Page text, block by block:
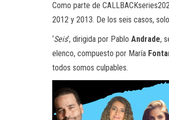
Como parte de
2012 y 2013. De los seis casos,
‘Seis’, dirigida por Pablo Andrade,
elenco, compuesto por María
todos somos culpables.